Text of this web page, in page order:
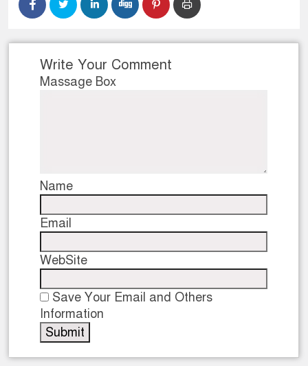
Write Your Comment
Massage Box
Name
Email
WebSite
Save Your Email and Others
Information